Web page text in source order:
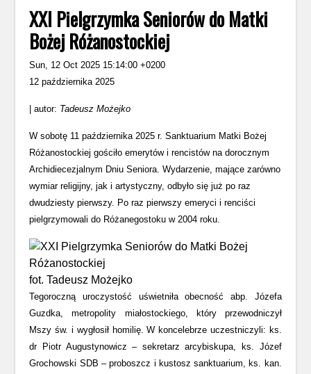
XXI Pielgrzymka Seniorów do Matki
Bożej Różanostockiej
Sun, 12 Oct 2025 15:14:00 +0200
12 października 2025
| autor: Tadeusz Możejko
W sobotę 11 października 2025 r. Sanktuarium Matki Bożej
Różanostockiej gościło emerytów i rencistów na dorocznym
Archidiecezjalnym Dniu Seniora. Wydarzenie, mające zarówno
wymiar religijny, jak i artystyczny, odbyło się już po raz
dwudziesty pierwszy. Po raz pierwszy emeryci i renciści
pielgrzymowali do Różanegostoku w 2004 roku.
fot. Tadeusz Możejko
Tegoroczną uroczystość uświetniła obecność abp. Józefa
Guzdka, metropolity miałostockiego, który przewodniczył
Mszy św. i wygłosił homilię. W koncelebrze uczestniczyli: ks.
dr Piotr Augustynowicz – sekretarz arcybiskupa, ks. Józef
Grochowski SDB – proboszcz i kustosz sanktuarium, ks. kan.